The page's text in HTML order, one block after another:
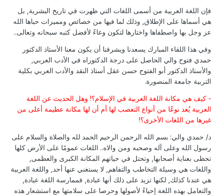
فإن اللغة العربية من أسمى اللغات التي ظهرت في تاريخ البشرية, بل
هي أسماها على الإطلاق, وذلك لما فيها من خصائص ومميزات حباها الله
عز وجل بها واصطفاها واختارها لتكون وعاءً لأفضل كتبه سبحانه وتعالى..
وفي هذا اللقاء المبارك يسعدنا ويشرفنا أن يكون معنا الأستاذ الدكتور
حمدي فتوح والي الحاصل على درجة الدكتوراه في الأدب العربي,
والأستاذ الدكتور أبو الفتوح حسن عقل أستاذ النقد والأدب العربي بكلية
التربية جامعة المنصورة.
- كيف هي مكانة اللغة العربية في الإسلام؟! وهل الحديث عن اللغة
العربية يُعد نوعًا من أنواع التعصب لها أم أن لها مكانة عظيمة أعلى من
غيرها من اللغات الأخرى؟!
د/ حمدي والي: بسم الله الرحمن الرحيم الحمد لله والصلاة والسلام على
رسول الله وعلى آله وصحبه ومن والاه.. اللغات عمومًا على الأرض كلها
تحظى بعناية أصحابها, وتحتل في حياتهم المكانة الكبرى والعظمى,
واللغات هي وسيلة التخاطب والتفاهم, لا يستغني عنها أحد, واللغة العربية
هي عندنا كذلك, لكنها تزيد على ذلك أنها عبادة, فممارسة اللغة عبادة,
والتعامل بهذه اللغة إحياءً لأصولها وحرصا على سلامتها مع استشعار هذه